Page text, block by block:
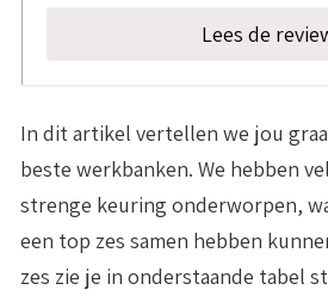
Lees de
In dit artikel vertellen we jou
beste werkbanken. We hebben
strenge keuring onderworpen,
een top zes samen hebben
zes zie je in onderstaande tabel